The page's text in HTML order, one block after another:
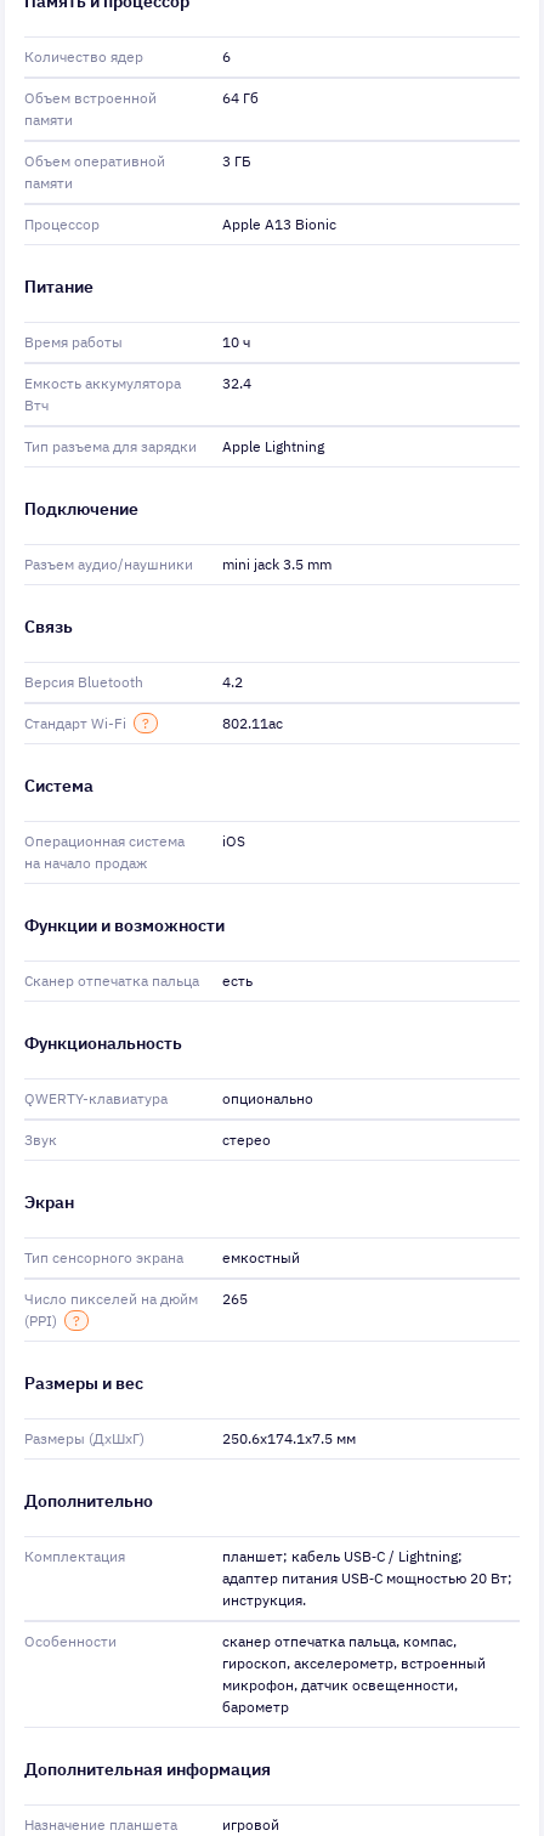
Количество ядер 6
Объем встроенной
памяти
64 Гб
Объем оперативной
памяти
3 ГБ
Процессор Apple A13 Bionic
Питание
Время работы 10 ч
Емкость аккумулятора
Втч
32.4
Тип разъема для зарядки Apple Lightning
Подключение
Разъем аудио/наушники mini jack 3.5 mm
Связь
Версия Bluetooth 4.2
Стандарт Wi-Fi ? 802.11ac
Система
Операционная система
на начало продаж
iOS
Функции и возможности
Сканер отпечатка пальца есть
Функциональность
QWERTY-клавиатура опционально
Звук стерео
Экран
Тип сенсорного экрана емкостный
Число пикселей на дюйм
(PPI)
?
265
Размеры и вес
Размеры (ДхШхГ) 250.6x174.1x7.5 мм
Дополнительно
Комплектация
планшет; кабель USB‑C / Lightning;
адаптер питания USB‑C мощностью 20 Вт;
инструкция.
Особенности
cканер отпечатка пальца, компас,
гироскоп, акселерометр, встроенный
микрофон, датчик освещенности,
барометр
Дополнительная информация
Назначение планшета игровой